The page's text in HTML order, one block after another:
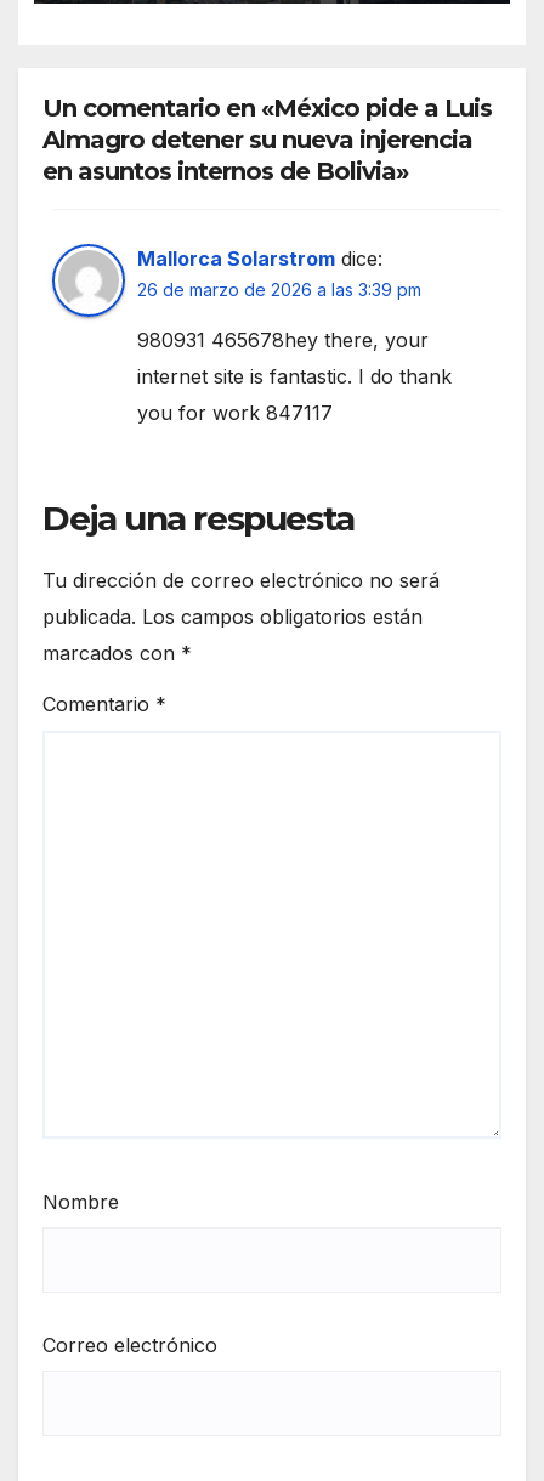
Un comentario en «México pide a Luis
Almagro detener su nueva injerencia
en asuntos internos de Bolivia»
Mallorca Solarstrom dice:
26 de marzo de 2026 a las 3:39 pm
980931 465678hey there, your
internet site is fantastic. I do thank
you for work 847117
Deja una respuesta
Tu dirección de correo electrónico no será
publicada. Los campos obligatorios están
marcados con *
Comentario *
Nombre
Correo electrónico